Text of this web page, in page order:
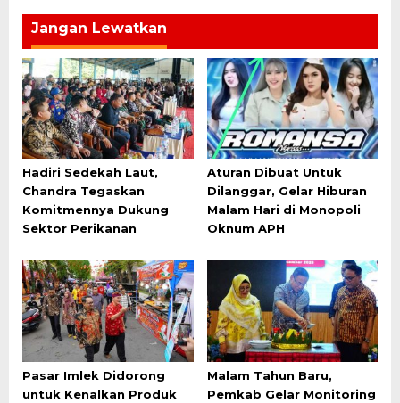
Jangan Lewatkan
Hadiri Sedekah Laut,
Chandra Tegaskan
Komitmennya Dukung
Sektor Perikanan
Aturan Dibuat Untuk
Dilanggar, Gelar Hiburan
Malam Hari di Monopoli
Oknum APH
Pasar Imlek Didorong
untuk Kenalkan Produk
Malam Tahun Baru,
Pemkab Gelar Monitoring